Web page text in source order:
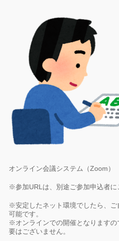
オンライン会議システム（Zoom）
※参加URLは、別途ご参加申込者に
※安定したネット環境でしたら、
可能です。
※オンラインでの開催となります
要はございません。